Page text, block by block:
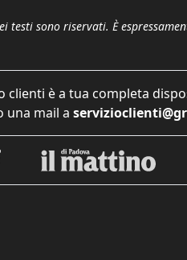
testi sono riservati. È
clienti è a tua completa
una mail a